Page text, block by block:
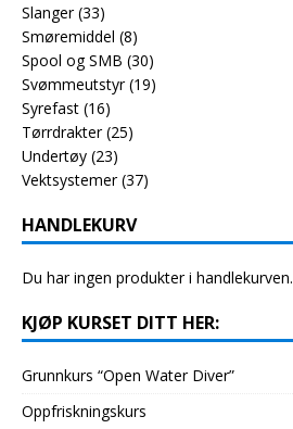
Slanger (33)
Smøremiddel (8)
Spool og SMB (30)
Svømmeutstyr (19)
Syrefast (16)
Tørrdrakter (25)
Undertøy (23)
Vektsystemer (37)
HANDLEKURV
Du har ingen produkter i handlekurven.
KJØP KURSET DITT HER:
Grunnkurs “Open Water Diver”
Oppfriskningskurs